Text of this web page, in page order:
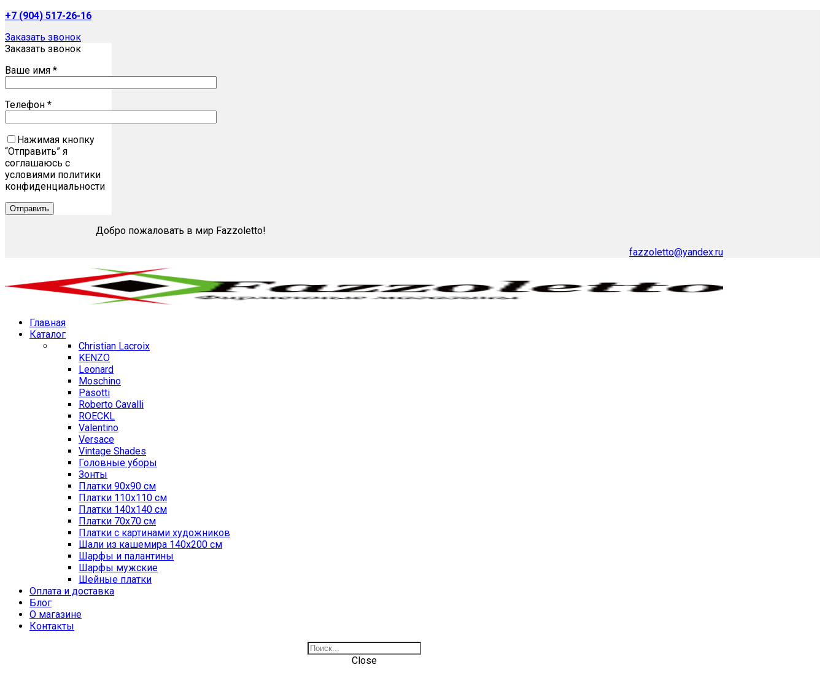
+7 (904) 517-26-16
Заказать звонок
Заказать звонок
Ваше имя *
Телефон *
Нажимая кнопку
“Отправить” я
соглашаюсь с
условиями политики
конфиденциальности
Добро пожаловать в мир Fazzoletto!
fazzoletto@yandex.ru
Главная
Каталог
Christian Lacroix
KENZO
Leonard
Moschino
Pasotti
Roberto Cavalli
ROECKL
Valentino
Versace
Vintage Shades
Головные уборы
Зонты
Платки 90х90 см
Платки 110х110 см
Платки 140х140 см
Платки 70х70 см
Платки с картинами художников
Шали из кашемира 140х200 см
Шарфы и палантины
Шарфы мужские
Шейные платки
Оплата и доставка
Блог
О магазине
Контакты
Close